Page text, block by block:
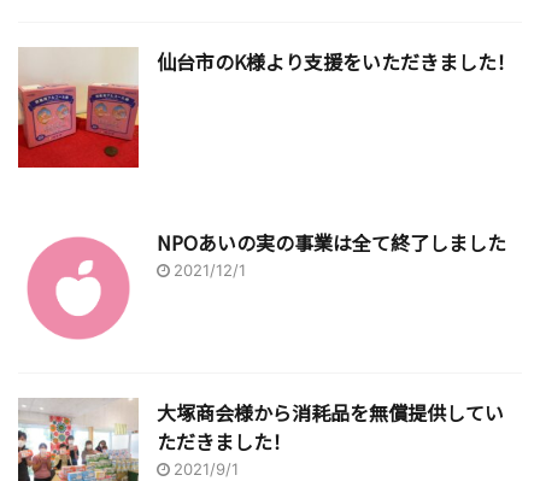
仙台市のK様より支援をいただきました！
NPOあいの実の事業は全て終了しました
2021/12/1
大塚商会様から消耗品を無償提供してい
ただきました！
2021/9/1